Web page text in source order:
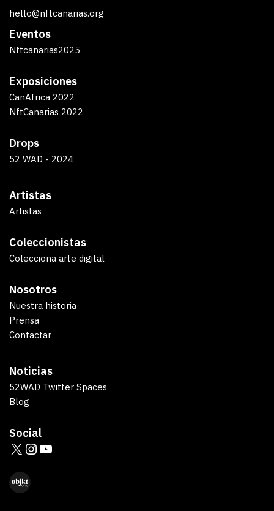
hello@nftcanarias.org
Eventos
Nftcanarias2025
Exposiciones
CanAfrica 2022
NftCanarias 2022
Drops
52 WAD - 2024
Artistas
Artistas
Coleccionistas
Colecciona arte digital
Nosotros
Nuestra historia
Prensa
Contactar
Noticias
52WAD Twitter Spaces
Blog
Social